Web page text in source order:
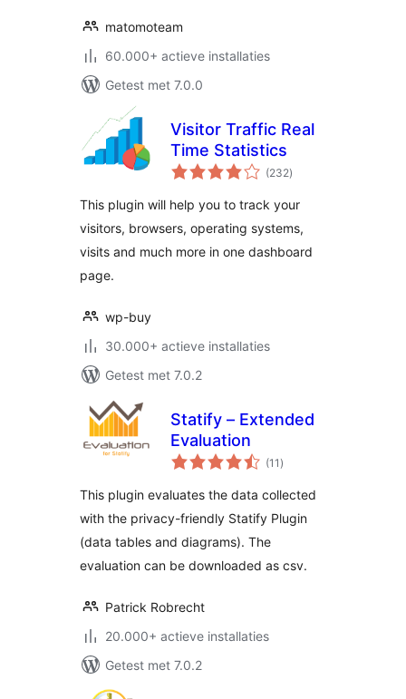
matomoteam
60.000+ actieve installaties
Getest met 7.0.0
Visitor Traffic Real
Time Statistics
(232totaal
waarderingen
)
This plugin will help you to track your
visitors, browsers, operating systems,
visits and much more in one dashboard
page.
wp-buy
30.000+ actieve installaties
Getest met 7.0.2
Statify – Extended
Evaluation
(11 totaal
waarderingen
)
This plugin evaluates the data collected
with the privacy-friendly Statify Plugin
(data tables and diagrams). The
evaluation can be downloaded as csv.
Patrick Robrecht
20.000+ actieve installaties
Getest met 7.0.2